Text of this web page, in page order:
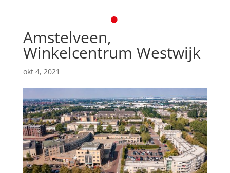
Amstelveen,
Winkelcentrum Westwijk
okt 4, 2021